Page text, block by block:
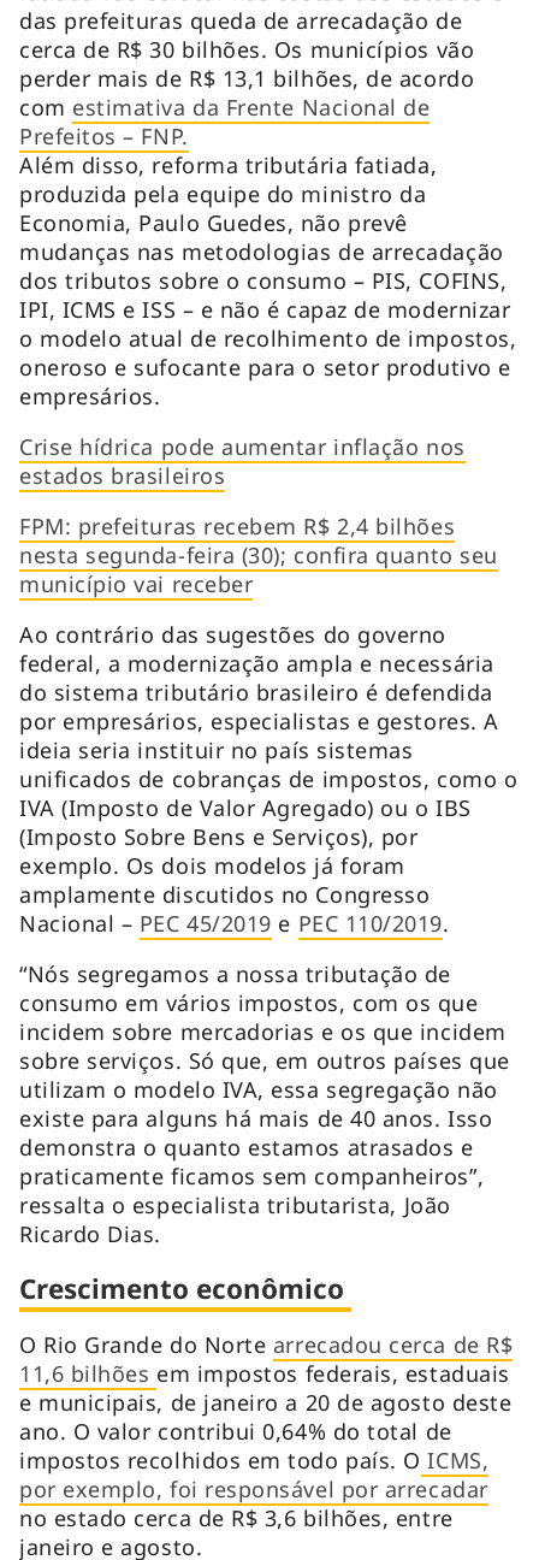
das prefeituras queda de arrecadação de
cerca de R$ 30 bilhões. Os municípios vão
perder mais de R$ 13,1 bilhões, de acordo
com estimativa da Frente Nacional de
Prefeitos – FNP.
Além disso, reforma tributária fatiada,
produzida pela equipe do ministro da
Economia, Paulo Guedes, não prevê
mudanças nas metodologias de arrecadação
dos tributos sobre o consumo – PIS, COFINS,
IPI, ICMS e ISS – e não é capaz de modernizar
o modelo atual de recolhimento de impostos,
oneroso e sufocante para o setor produtivo e
empresários.
Crise hídrica pode aumentar inflação nos
estados brasileiros
FPM: prefeituras recebem R$ 2,4 bilhões
nesta segunda-feira (30); confira quanto seu
município vai receber
Ao contrário das sugestões do governo
federal, a modernização ampla e necessária
do sistema tributário brasileiro é defendida
por empresários, especialistas e gestores. A
ideia seria instituir no país sistemas
unificados de cobranças de impostos, como o
IVA (Imposto de Valor Agregado) ou o IBS
(Imposto Sobre Bens e Serviços), por
exemplo. Os dois modelos já foram
amplamente discutidos no Congresso
Nacional – PEC 45/2019 e PEC 110/2019.
“Nós segregamos a nossa tributação de
consumo em vários impostos, com os que
incidem sobre mercadorias e os que incidem
sobre serviços. Só que, em outros países que
utilizam o modelo IVA, essa segregação não
existe para alguns há mais de 40 anos. Isso
demonstra o quanto estamos atrasados e
praticamente ficamos sem companheiros”,
ressalta o especialista tributarista, João
Ricardo Dias.
Crescimento econômico
O Rio Grande do Norte arrecadou cerca de R$
11,6 bilhões em impostos federais, estaduais
e municipais, de janeiro a 20 de agosto deste
ano. O valor contribui 0,64% do total de
impostos recolhidos em todo país. O ICMS,
por exemplo, foi responsável por arrecadar
no estado cerca de R$ 3,6 bilhões, entre
janeiro e agosto.